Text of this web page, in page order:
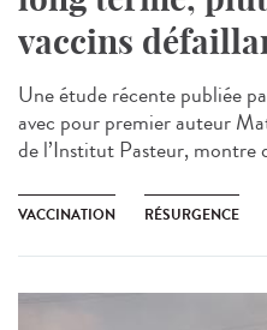
vaccins
Une étude récente publiée
avec pour premier auteur
de l’Institut Pasteur, montre
VACCINATION RÉSURGENCE